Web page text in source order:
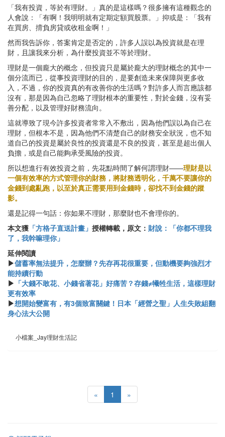
「我有投資，等於有理財。」真的是這樣嗎？很多擁有這種觀念的
人會說：「有啊！我明明就有定期定額買股票。」抑或是：「我有
在買房、揹負房貸或收租金啊！」
然而我告訴你，答案肯定是否定的，許多人誤以為投資就是在理
財，且讓我來分析，為什麼投資並不等於理財。
理財是一個龐大的概念，但投資只是屬於龐大的理財概念的其中一
個分流而已，從事投資理財的目的，是要創造未來保障與更多收
入，不過，你的投資真的有改善你的生活嗎？對許多人而言應該都
沒有，那是因為自己忽略了理財根本的重要性，對於金錢，沒有妥
善分配，以及管理好財務流向。
這就導致了現今許多投資者常常入不敷出，因為他們誤以為自己在
理財，但根本不是，因為他們不清楚自己的財務安全狀況，也不知
道自己的投資是屬於良性的投資還是不良的投資，甚至是超出個人
負擔，或是自己能夠承受風險的投資。
所以想進行有效投資之前，先花點時間了解何謂理財——理財是以
一個有效率的方式管理你的財務，將財務透明化，千萬不要讓你的
金錢到處亂跑，以至於真正需要用到金錢時，卻找不到金錢的蹤
影。
還是記得一句話：你如果不理財，那麼財也不會理你的。
本文獲 「方格子直送計畫」 授權轉載，原文： 財說：「你都不理我
了，我幹嘛理你」
延伸閱讀
▶儲蓄率無法提升，怎麼辦？先存再花很重要，但動機要夠強烈才
能持續行動
▶ 「大錢不敢花、小錢省著花」好痛苦？存錢≠犧牲生活，這樣理財
更有效率
▶想開始變富有，有3個致富關鍵！日本「經營之聖」人生失敗組翻
身心法大公開
小檔案_Jay理財生活記
« 1 »